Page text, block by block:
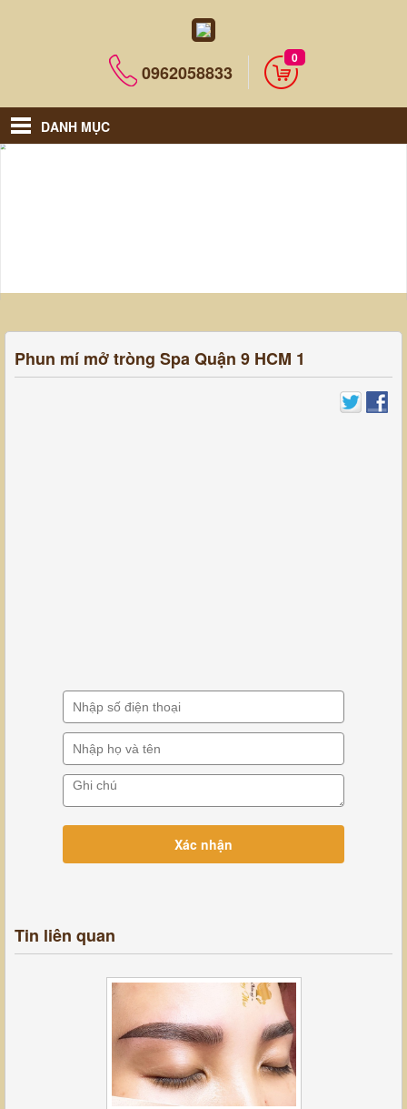
0962058833
0
DANH MỤC
Phun mí mở tròng Spa Quận 9 HCM 1
Tin liên quan